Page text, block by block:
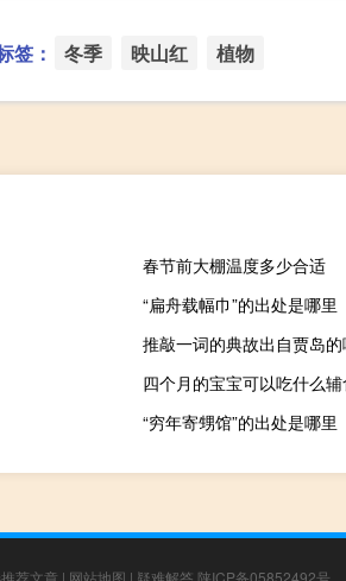
签： 冬季 映山红 植物
春节前大棚温度多少合适
“扁舟载幅巾”的出处是哪里
推敲一词的典故出自贾岛
四个月的宝宝可以吃什么
“穷年寄甥馆”的出处是哪里
荐文章 | 网站地图 | 疑难解答 陕ICP备05852492号